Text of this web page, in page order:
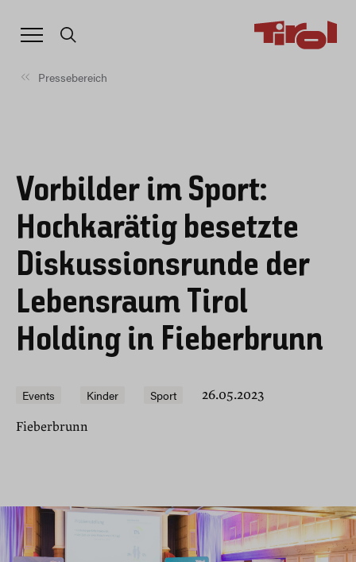
Pressebereich
Vorbilder im Sport:
Hochkarätig besetzte
Diskussionsrunde der
Lebensraum Tirol
Holding in Fieberbrunn
Events Kinder Sport
26.05.2023
Fieberbrunn